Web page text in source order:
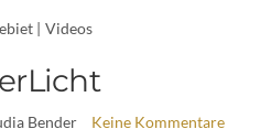
| Videos
Bender Keine Kommentare